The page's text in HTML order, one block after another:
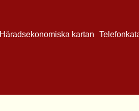
Häradsekonomiska kartan